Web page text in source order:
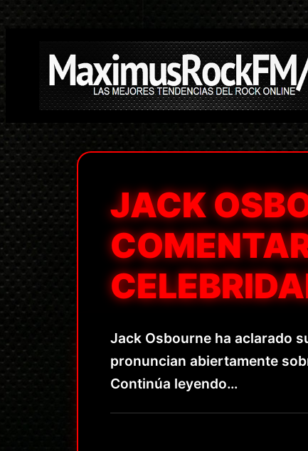
Saltar
contenido
JACK
Jack Osbourne ha aclarado
pronuncian abiertamente
Continúa leyendo…